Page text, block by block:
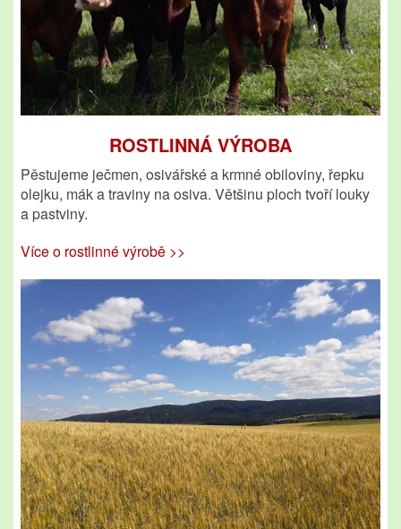
ROSTLINNÁ VÝROBA
Pěstujeme ječmen, osivářské a krmné obiloviny, řepku
olejku, mák a traviny na osiva. Většinu ploch tvoří louky
a pastviny.
Více o rostlinné výrobě >>